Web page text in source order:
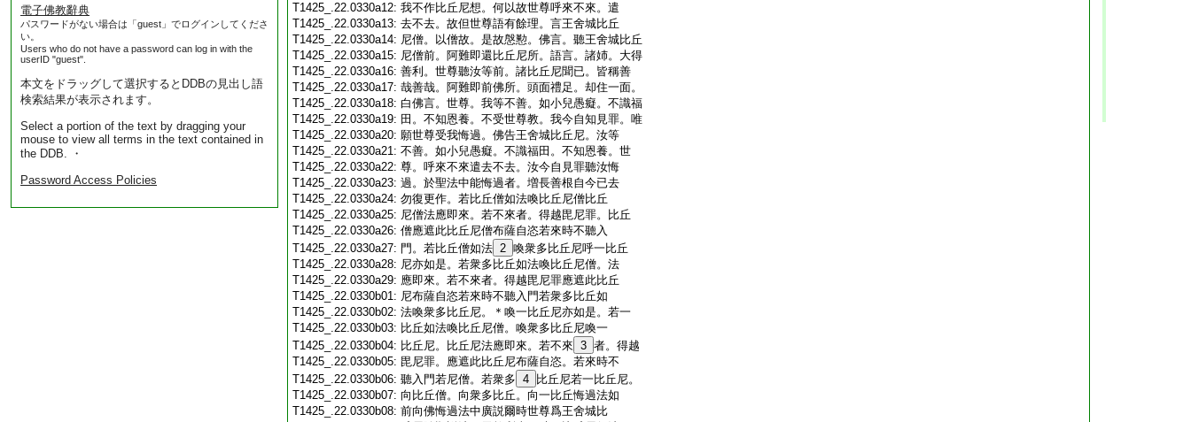
電子佛教辭典
パスワードがない場合は「guest」でログインしてくださ
い。
Users who do not have a password can log in with the
userID "guest".
本文をドラッグして選択するとDDBの見出し語
検索結果が表示されます。
Select a portion of the text by dragging your
mouse to view all terms in the text contained in
the DDB. ・
Password Access Policies
T1425_.22.0330a12: 我不作比丘尼想。何以故世尊呼來不來。遣
T1425_.22.0330a13: 去不去。故但世尊語有餘理。言王舍城比丘
T1425_.22.0330a14: 尼僧。以僧故。是故慇懃。佛言。聽王舍城比丘
T1425_.22.0330a15: 尼僧前。阿難即還比丘尼所。語言。諸姉。大得
T1425_.22.0330a16: 善利。世尊聽汝等前。諸比丘尼聞已。皆稱善
T1425_.22.0330a17: 哉善哉。阿難即前佛所。頭面禮足。却住一面。
T1425_.22.0330a18: 白佛言。世尊。我等不善。如小兒愚癡。不識福
T1425_.22.0330a19: 田。不知恩養。不受世尊教。我今自知見罪。唯
T1425_.22.0330a20: 願世尊受我悔過。佛告王舍城比丘尼。汝等
T1425_.22.0330a21: 不善。如小兒愚癡。不識福田。不知恩養。世
T1425_.22.0330a22: 尊。呼來不來遣去不去。汝今自見罪聽汝悔
T1425_.22.0330a23: 過。於聖法中能悔過者。増長善根自今已去
T1425_.22.0330a24: 勿復更作。若比丘僧如法喚比丘尼僧比丘
T1425_.22.0330a25: 尼僧法應即來。若不來者。得越毘尼罪。比丘
T1425_.22.0330a26: 僧應遮此比丘尼僧布薩自恣若來時不聽入
T1425_.22.0330a27: 門。若比丘僧如法 2 喚衆多比丘尼呼一比丘
T1425_.22.0330a28: 尼亦如是。若衆多比丘如法喚比丘尼僧。法
T1425_.22.0330a29: 應即來。若不來者。得越毘尼罪應遮此比丘
T1425_.22.0330b01: 尼布薩自恣若來時不聽入門若衆多比丘如
T1425_.22.0330b02: 法喚衆多比丘尼。＊喚一比丘尼亦如是。若一
T1425_.22.0330b03: 比丘如法喚比丘尼僧。喚衆多比丘尼喚一
T1425_.22.0330b04: 比丘尼。比丘尼法應即來。若不來 3 者。得越
T1425_.22.0330b05: 毘尼罪。應遮此比丘尼布薩自恣。若來時不
T1425_.22.0330b06: 聽入門若尼僧。若衆多 4
比丘尼若一比丘尼。
T1425_.22.0330b07: 向比丘僧。向衆多比丘。向一比丘悔過法如
T1425_.22.0330b08: 前向佛悔過法中廣説爾時世尊爲王舍城比